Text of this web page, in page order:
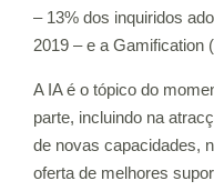
– 13% dos inquiridos
2019 – e a Gamification
A IA é o tópico do
parte, incluindo na
de novas capacidades,
oferta de melhores